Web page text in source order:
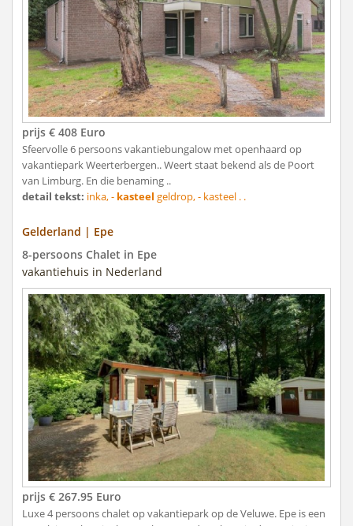
prijs € 408 Euro
Sfeervolle 6 persoons vakantiebungalow met openhaard op
vakantiepark Weerterbergen.. Weert staat bekend als de Poort
van Limburg. En die benaming ..
detail tekst: inka, - kasteel geldrop, - kasteel . .
Gelderland | Epe
8-persoons Chalet in Epe
vakantiehuis in Nederland
prijs € 267.95 Euro
Luxe 4 persoons chalet op vakantiepark op de Veluwe. Epe is een